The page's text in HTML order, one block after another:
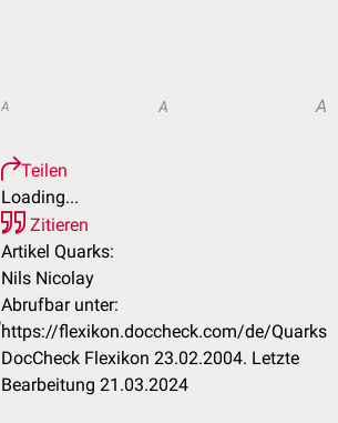
A A A
Teilen
Loading...
Zitieren
Artikel Quarks:
Nils Nicolay
Abrufbar unter:
https://flexikon.doccheck.com/de/Quarks
DocCheck Flexikon 23.02.2004. Letzte
Bearbeitung 21.03.2024